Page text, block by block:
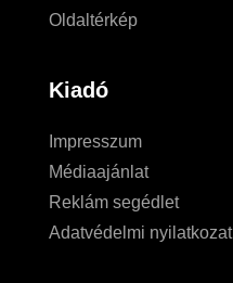
Oldaltérkép
Kiadó
Impresszum
Médiaajánlat
Reklám segédlet
Adatvédelmi nyilatkozat